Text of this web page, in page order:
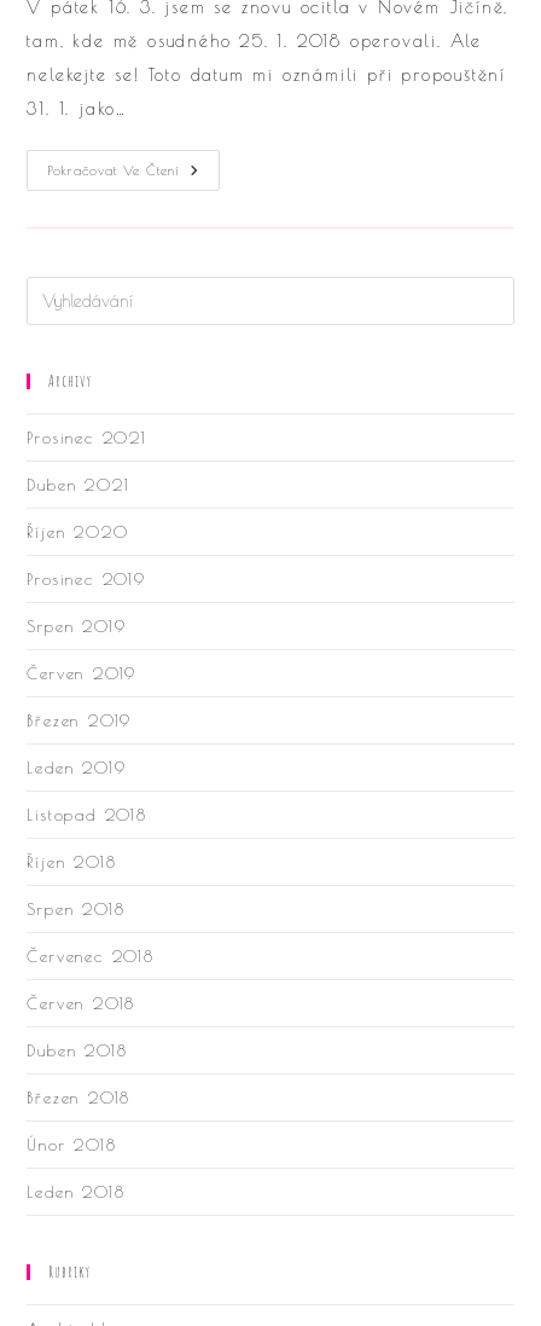
V pátek 16. 3. jsem se znovu ocitla v Novém Jičíně,
tam, kde mě osudného 25. 1. 2018 operovali. Ale
nelekejte se! Toto datum mi oznámili při propouštění
31. 1. jako…
Pokračovat Ve Čtení
Endometrióza
Je
Archivy
Prosinec 2021
Duben 2021
Říjen 2020
Prosinec 2019
Srpen 2019
Červen 2019
Březen 2019
Leden 2019
Listopad 2018
Říjen 2018
Srpen 2018
Červenec 2018
Červen 2018
Duben 2018
Březen 2018
Únor 2018
Leden 2018
Rubriky